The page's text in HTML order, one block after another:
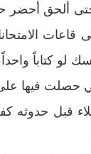
ألحق أحضر
كتاباً
حصلت فيها
قبل حدوثه